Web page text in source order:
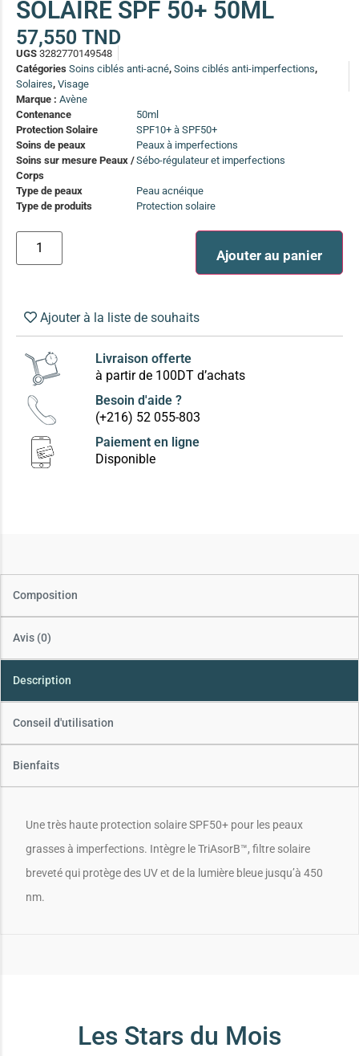
(13)
Soin anti-pelliculaire
Soin pointes cassantes et fourchues(12)
Soins Solaires Ciblés
Pour chaque type de peau, une solution
Soins cibés adultes
(67)
Soins ciblé bébé (0-5 ans)(4)
Soins ciblé enfants / adolescent (5-18 ans)
SOLAIRE SPF 50+ 50ML
57,550 TND
UGS 3282770149548
Catégories Soins ciblés anti-acné, Soins ciblés anti-imperfections,
Solaires, Visage
Marque : Avène
Contenance
50ml
Protection Solaire
SPF10+ à SPF50+
Soins de peaux
Peaux à imperfections
Soins sur mesure Peaux /
Corps
Sébo-régulateur et imperfections
Type de peaux
Peau acnéique
Type de produits
Protection solaire
Ajouter au panier
Ajouter à la liste de souhaits
Livraison offerte
à partir de 100DT d’achats
Besoin d'aide ?
(+216) 52 055-803
Paiement en ligne
Disponible
Description
Avis (0)
Composition
Conseil d'utilisation
Bienfaits
Une très haute protection solaire SPF50+ pour les peaux
grasses à imperfections. Intègre le TriAsorB™, filtre solaire
breveté qui protège des UV et de la lumière bleue jusqu’à 450
nm.
Les Stars du Mois